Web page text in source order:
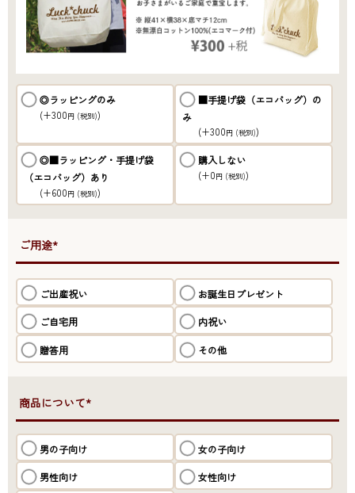
◎ラッピングのみ
(+300円 (税別))
■手提げ袋（エコバッグ）の
み
(+300円 (税別))
◎■ラッピング・手提げ袋
（エコバッグ）あり
(+600円 (税別))
購入しない
(+0円 (税別))
●ご用途*
ご出産祝い お誕生日プレゼント
ご自宅用 内祝い
贈答用 その他
●商品について*
男の子向け 女の子向け
男性向け 女性向け